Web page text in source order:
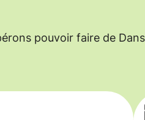
pouvoir faire de